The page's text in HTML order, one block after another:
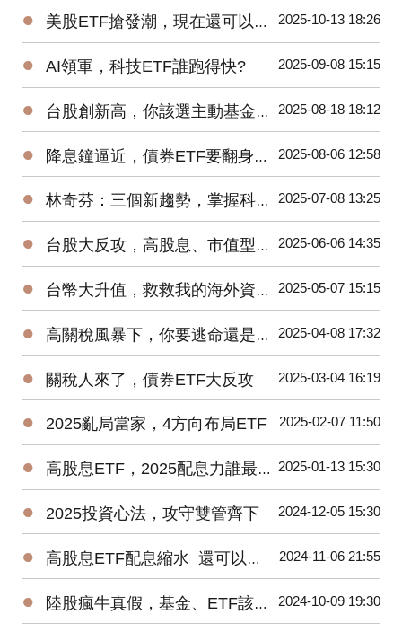
● 美股ETF搶發潮，現在還可以買進嗎? 2025-10-13 18:26
● AI領軍，科技ETF誰跑得快? 2025-09-08 15:15
● 台股創新高，你該選主動基金還是ETF? 2025-08-18 18:12
● 降息鐘逼近，債券ETF要翻身了? 2025-08-06 12:58
● 林奇芬：三個新趨勢，掌握科技投資密碼 2025-07-08 13:25
● 台股大反攻，高股息、市值型ETF該抱誰? 2025-06-06 14:35
● 台幣大升值，救救我的海外資產！ 2025-05-07 15:15
● 高關稅風暴下，你要逃命還是加碼? 2025-04-08 17:32
● 關稅人來了，債券ETF大反攻 2025-03-04 16:19
● 2025亂局當家，4方向布局ETF 2025-02-07 11:50
● 高股息ETF，2025配息力誰最強? 2025-01-13 15:30
● 2025投資心法，攻守雙管齊下 2024-12-05 15:30
● 高股息ETF配息縮水 還可以買嗎? 2024-11-06 21:55
● 陸股瘋牛真假，基金、ETF該怎麼挑? 2024-10-09 19:30